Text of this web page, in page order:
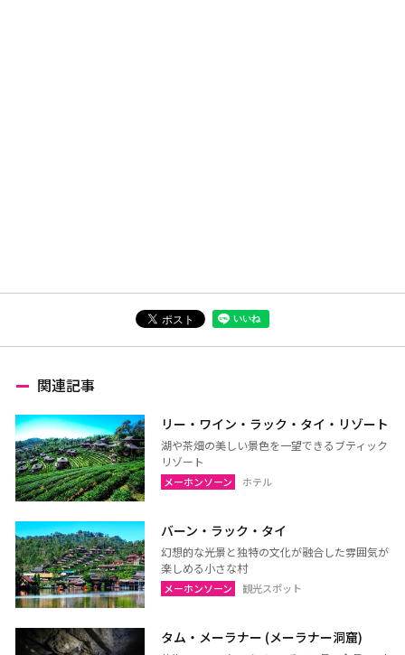
関連記事
リー・ワイン・ラック・タイ・リゾート
湖や茶畑の美しい景色を一望できるブティック
リゾート
メーホンソーン ホテル
バーン・ラック・タイ
幻想的な光景と独特の文化が融合した雰囲気が
楽しめる小さな村
メーホンソーン 観光スポット
タム・メーラナー (メーラナー洞窟)